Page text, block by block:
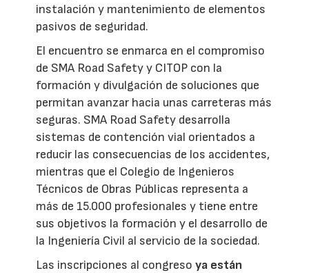
instalación y mantenimiento de elementos
pasivos de seguridad.
El encuentro se enmarca en el compromiso
de SMA Road Safety y CITOP con la
formación y divulgación de soluciones que
permitan avanzar hacia unas carreteras más
seguras. SMA Road Safety desarrolla
sistemas de contención vial orientados a
reducir las consecuencias de los accidentes,
mientras que el Colegio de Ingenieros
Técnicos de Obras Públicas representa a
más de 15.000 profesionales y tiene entre
sus objetivos la formación y el desarrollo de
la Ingeniería Civil al servicio de la sociedad.
Las inscripciones al congresoya están